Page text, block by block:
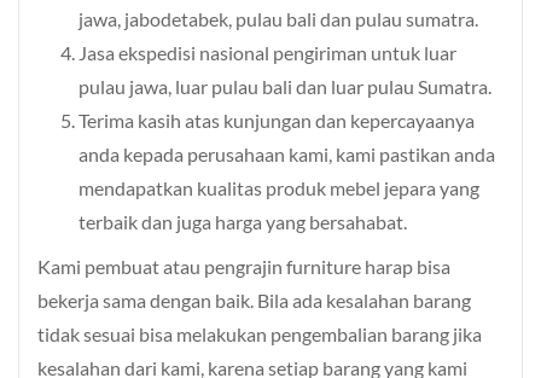
jawa, jabodetabek, pulau bali dan pulau sumatra.
Jasa ekspedisi nasional pengiriman untuk luar
pulau jawa, luar pulau bali dan luar pulau Sumatra.
Terima kasih atas kunjungan dan kepercayaanya
anda kepada perusahaan kami, kami pastikan anda
mendapatkan kualitas produk mebel jepara yang
terbaik dan juga harga yang bersahabat.
Kami pembuat atau pengrajin furniture harap bisa
bekerja sama dengan baik. Bila ada kesalahan barang
tidak sesuai bisa melakukan pengembalian barang jika
kesalahan dari kami, karena setiap barang yang kami